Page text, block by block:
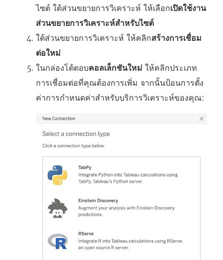
ไซต์ ใต้ส่วนขยายการวิเคราะห์ ให้เลือกเปิดใช้งาน
ส่วนขยายการวิเคราะห์สำหรับไซต์
ใต้ส่วนขยายการวิเคราะห์ ให้คลิกสร้างการเชื่อม
ต่อใหม่
ในกล่องโต้ตอบคอลเล็กชันใหม่ ให้คลิกประเภท
การเชื่อมต่อที่คุณต้องการเพิ่ม จากนั้นป้อนการตั้ง
ค่าการกำหนดค่าสำหรับบริการวิเคราะห์ของคุณ: